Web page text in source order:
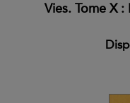
Vies. Tome X